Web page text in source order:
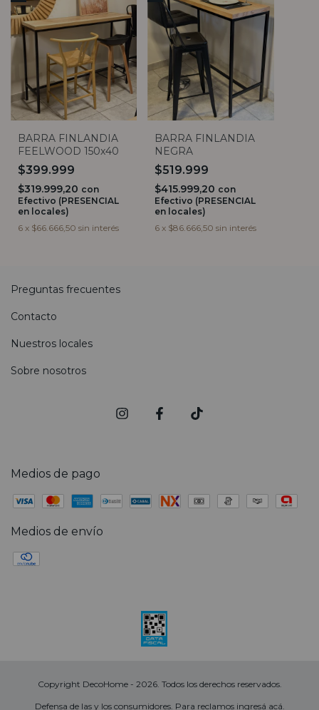
BARRA FINLANDIA
FEELWOOD 150x40
$399.999
$319.999,20 con
Efectivo (PRESENCIAL
en locales)
6 x $66.666,50 sin interés
BARRA FINLANDIA
NEGRA
$519.999
$415.999,20 con
Efectivo (PRESENCIAL
en locales)
6 x $86.666,50 sin interés
Preguntas frecuentes
Contacto
Nuestros locales
Sobre nosotros
Medios de pago
Medios de envío
Copyright DecoHome - 2026. Todos los derechos reservados.
Defensa de las y los consumidores. Para reclamos ingresá acá.